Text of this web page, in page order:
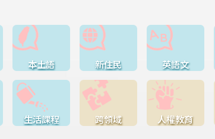
本土語 新住民 英語文
生活課程 跨領域 人權教育